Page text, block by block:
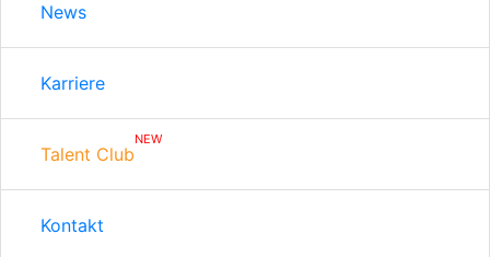
News
Karriere
Talent Club
NEW
Kontakt